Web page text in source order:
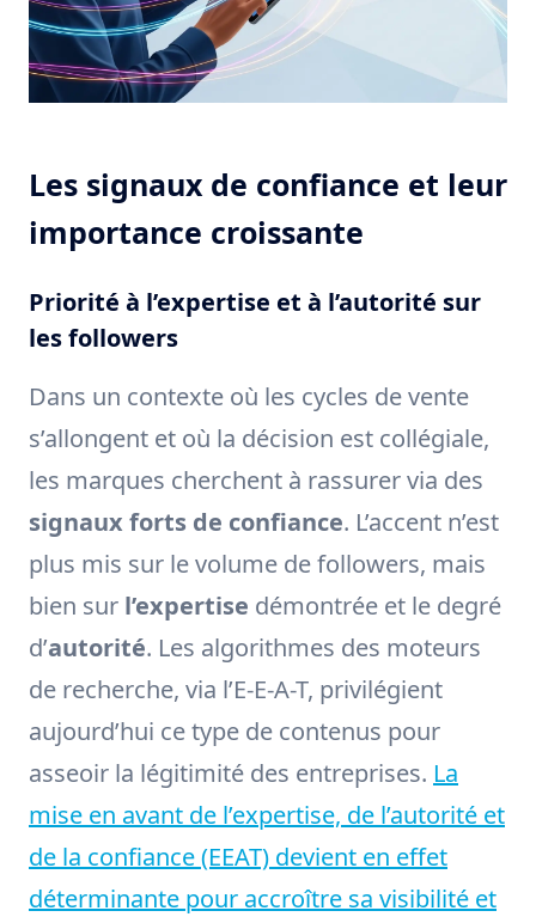
Les signaux de confiance et leur
importance croissante
Priorité à l’expertise et à l’autorité sur
les followers
Dans un contexte où les cycles de vente
s’allongent et où la décision est collégiale,
les marques cherchent à rassurer via des
signaux forts de confiance. L’accent n’est
plus mis sur le volume de followers, mais
bien sur l’expertise démontrée et le degré
d’autorité. Les algorithmes des moteurs
de recherche, via l’E-E-A-T, privilégient
aujourd’hui ce type de contenus pour
asseoir la légitimité des entreprises. La
mise en avant de l’expertise, de l’autorité et
de la confiance (EEAT) devient en effet
déterminante pour accroître sa visibilité et